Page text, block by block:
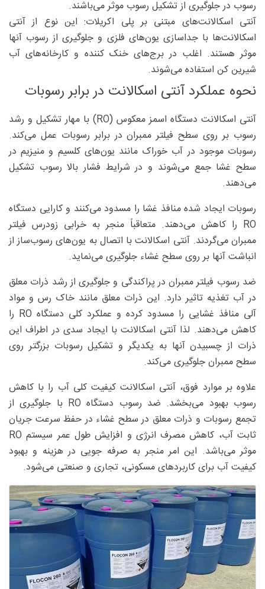
رسوب در جلوگیری از تشکیل رسوب موثر می‌باشند.
آنتی اسکالانت‌های مبتنی بر پلی اکریلات: این نوع از آنتی
اسکالانت‌ها با جداسازی یون‌های فلزی و جلوگیری از رسوب آنها
موثر هستند. اغلب در برج‌های خنک کننده و کارخانه‌های آب
شیرین کن استفاده می‌شوند.
نحوه عملکرد آنتی اسکالانت در برابر رسوبات
آنتی اسکالانت دستگاه اسمز معکوس (RO) با مهار تشکیل و رشد
رسوب بر روی سطح فیلتر ممبران در برابر رسوبات عمل می‌کند.
رسوبات موجود در آب خوراک مانند یون‌های کلسیم و منیزیم در
سطح غشا جمع می‌شوند و در شرایط فشار بالا رسوب تشکیل
می‌دهند.
رسوبات ایجاد شده منافذ غشا را مسدود می‌کنند و کارایی دستگاه
RO را کاهش می‌دهند. متعاقباً منجر به خرابی زودرس فیلتر
ممبران می‌گردند. آنتی اسکالانت با اتصال به یون‌های رسوب‌ساز از
انباشت آنها بر روی سطح غشاء جلوگیری می‌نماید.
ضد رسوب فیلتر ممبران در پراکندگی و جلوگیری از رشد ذرات معلق
در آب تغذیه تاثیر دارد. این ذرات معلق مانند خاک رس و مواد
آلی منافذ غشایی را مسدود کرده و عملکرد کلی دستگاه RO را
کاهش می‌دهند. لذا آنتی اسکالانت با ایجاد سدی در اطراف این
ذرات از چسبیدن آنها به یکدیگر و تشکیل رسوبات بزرگتر روی
سطح ممبران جلوگیری می‌کند.
علاوه بر موارد فوق، آنتی اسکالانت کیفیت کلی آب را با کاهش
رسوب بهبود می‌بخشد. ضد رسوب دستگاه RO با جلوگیری از
تجمع رسوبات و ذرات معلق در سطح غشاء در حفظ سرعت جریان
ثابت آب، کاهش مصرف انرژی و افزایش طول عمر سیستم RO
موثر می‌باشد. این امر منجر به صرفه جویی در هزینه و بهبود
کیفیت آب برای کاربردهای مسکونی، تجاری و صنعتی می‌شود.